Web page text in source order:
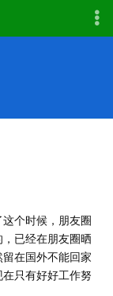
个时候，朋友圈
已经在朋友圈晒
在国外不能回家
只有好好工作努